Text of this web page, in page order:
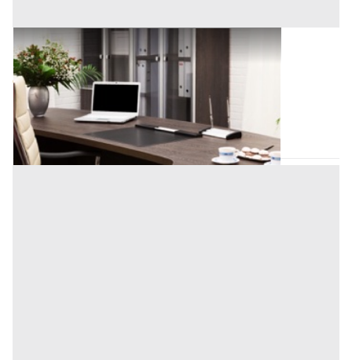
Uffici e Studi Privati all'asta a Padova
Padova (Padova)
Offerta minima
60.000 € 80.000 €
Codice asta:AI3152467
Asta chiusa